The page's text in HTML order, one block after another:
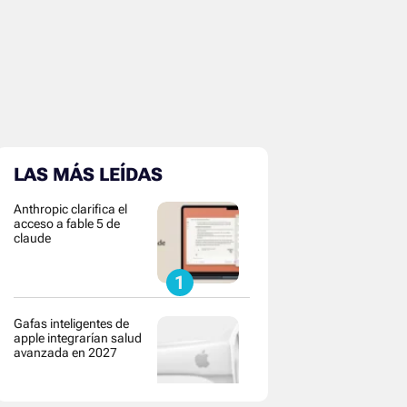
LAS MÁS LEÍDAS
Anthropic clarifica el
acceso a fable 5 de
claude
Gafas inteligentes de
apple integrarían salud
avanzada en 2027